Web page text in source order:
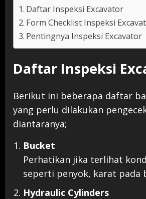
Daftar Inspeksi Excavator
Form Checklist Inspeksi
Pentingnya Inspeksi Excavator
Daftar Inspeksi
Berikut ini beberapa daftar
yang perlu dilakukan
diantaranya;
Bucket
Perhatikan jika terlihat
seperti penyok, karat pada
Hydraulic Cylinders